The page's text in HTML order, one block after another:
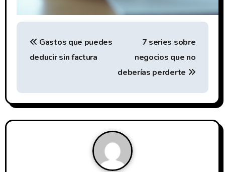
N
e
g
Gastos que puedes
deducir sin factura
7 series sobre
negocios que no
deberías perderte